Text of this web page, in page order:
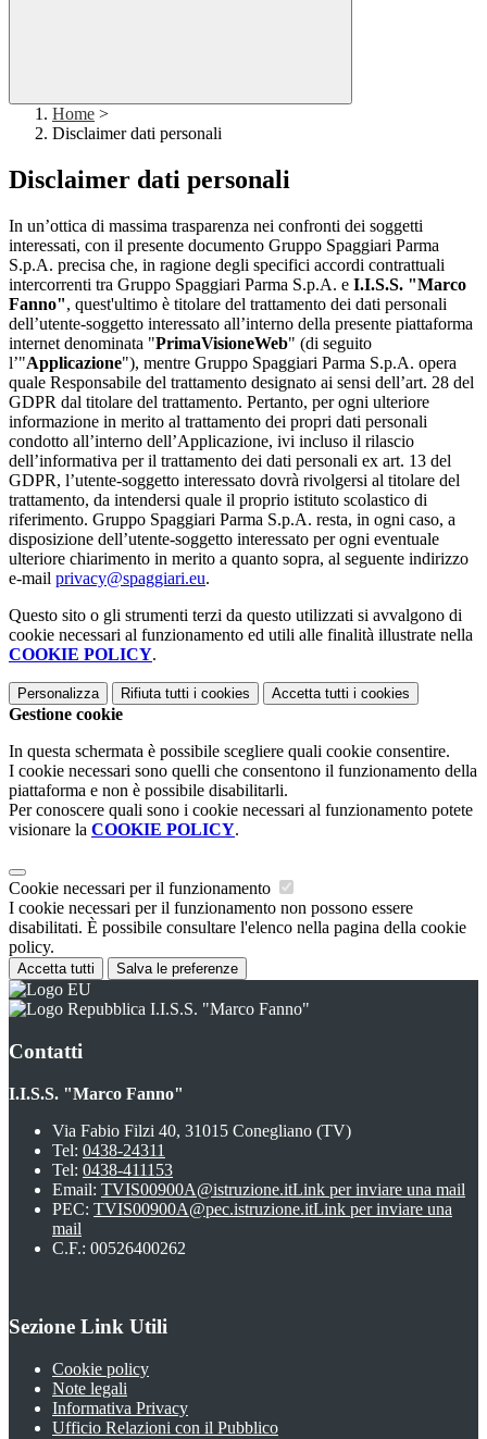
Home >
Disclaimer dati personali
Disclaimer dati personali
In un’ottica di massima trasparenza nei confronti dei soggetti
interessati, con il presente documento Gruppo Spaggiari Parma
S.p.A. precisa che, in ragione degli specifici accordi contrattuali
intercorrenti tra Gruppo Spaggiari Parma S.p.A. e I.I.S.S. "Marco
Fanno", quest'ultimo è titolare del trattamento dei dati personali
dell’utente-soggetto interessato all’interno della presente piattaforma
internet denominata "PrimaVisioneWeb" (di seguito
l’"Applicazione"), mentre Gruppo Spaggiari Parma S.p.A. opera
quale Responsabile del trattamento designato ai sensi dell’art. 28 del
GDPR dal titolare del trattamento. Pertanto, per ogni ulteriore
informazione in merito al trattamento dei propri dati personali
condotto all’interno dell’Applicazione, ivi incluso il rilascio
dell’informativa per il trattamento dei dati personali ex art. 13 del
GDPR, l’utente-soggetto interessato dovrà rivolgersi al titolare del
trattamento, da intendersi quale il proprio istituto scolastico di
riferimento. Gruppo Spaggiari Parma S.p.A. resta, in ogni caso, a
disposizione dell’utente-soggetto interessato per ogni eventuale
ulteriore chiarimento in merito a quanto sopra, al seguente indirizzo
e-mail privacy@spaggiari.eu.
Questo sito o gli strumenti terzi da questo utilizzati si avvalgono di
cookie necessari al funzionamento ed utili alle finalità illustrate nella
COOKIE POLICY.
Personalizza Rifiuta tutti i cookies Accetta tutti i cookies
Gestione cookie
In questa schermata è possibile scegliere quali cookie consentire.
I cookie necessari sono quelli che consentono il funzionamento della
piattaforma e non è possibile disabilitarli.
Per conoscere quali sono i cookie necessari al funzionamento potete
visionare la COOKIE POLICY.
Cookie necessari per il funzionamento
I cookie necessari per il funzionamento non possono essere
disabilitati. È possibile consultare l'elenco nella pagina della cookie
policy.
Accetta tutti Salva le preferenze
I.I.S.S. "Marco Fanno"
Contatti
I.I.S.S. "Marco Fanno"
Via Fabio Filzi 40, 31015 Conegliano (TV)
Tel: 0438-24311
Tel: 0438-411153
Email: TVIS00900A@istruzione.itLink per inviare una mail
PEC: TVIS00900A@pec.istruzione.itLink per inviare una
mail
C.F.: 00526400262
Sezione Link Utili
Cookie policy
Note legali
Informativa Privacy
Ufficio Relazioni con il Pubblico